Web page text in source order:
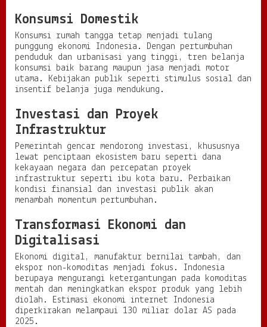
Konsumsi Domestik
Konsumsi rumah tangga tetap menjadi tulang
punggung ekonomi Indonesia. Dengan pertumbuhan
penduduk dan urbanisasi yang tinggi, tren belanja
konsumsi baik barang maupun jasa menjadi motor
utama. Kebijakan publik seperti stimulus sosial dan
insentif belanja juga mendukung.
Investasi dan Proyek
Infrastruktur
Pemerintah gencar mendorong investasi, khususnya
lewat penciptaan ekosistem baru seperti dana
kekayaan negara dan percepatan proyek
infrastruktur seperti ibu kota baru. Perbaikan
kondisi finansial dan investasi publik akan
menambah momentum pertumbuhan.
Transformasi Ekonomi dan
Digitalisasi
Ekonomi digital, manufaktur bernilai tambah, dan
ekspor non-komoditas menjadi fokus. Indonesia
berupaya mengurangi ketergantungan pada komoditas
mentah dan meningkatkan ekspor produk yang lebih
diolah. Estimasi ekonomi internet Indonesia
diperkirakan melampaui 130 miliar dolar AS pada
2025.